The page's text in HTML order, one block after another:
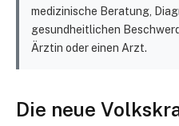
medizinische Beratung,
gesundheitlichen
Ärztin oder einen Arzt.
Die neue